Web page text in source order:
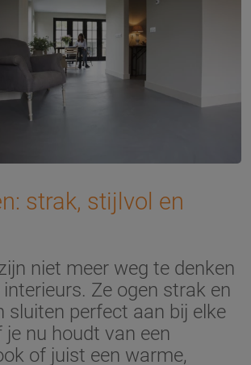
strak, stijlvol en
niet meer weg te denken
Ze ogen strak en
sluiten perfect aan bij elke
nu houdt van een
of juist een warme,